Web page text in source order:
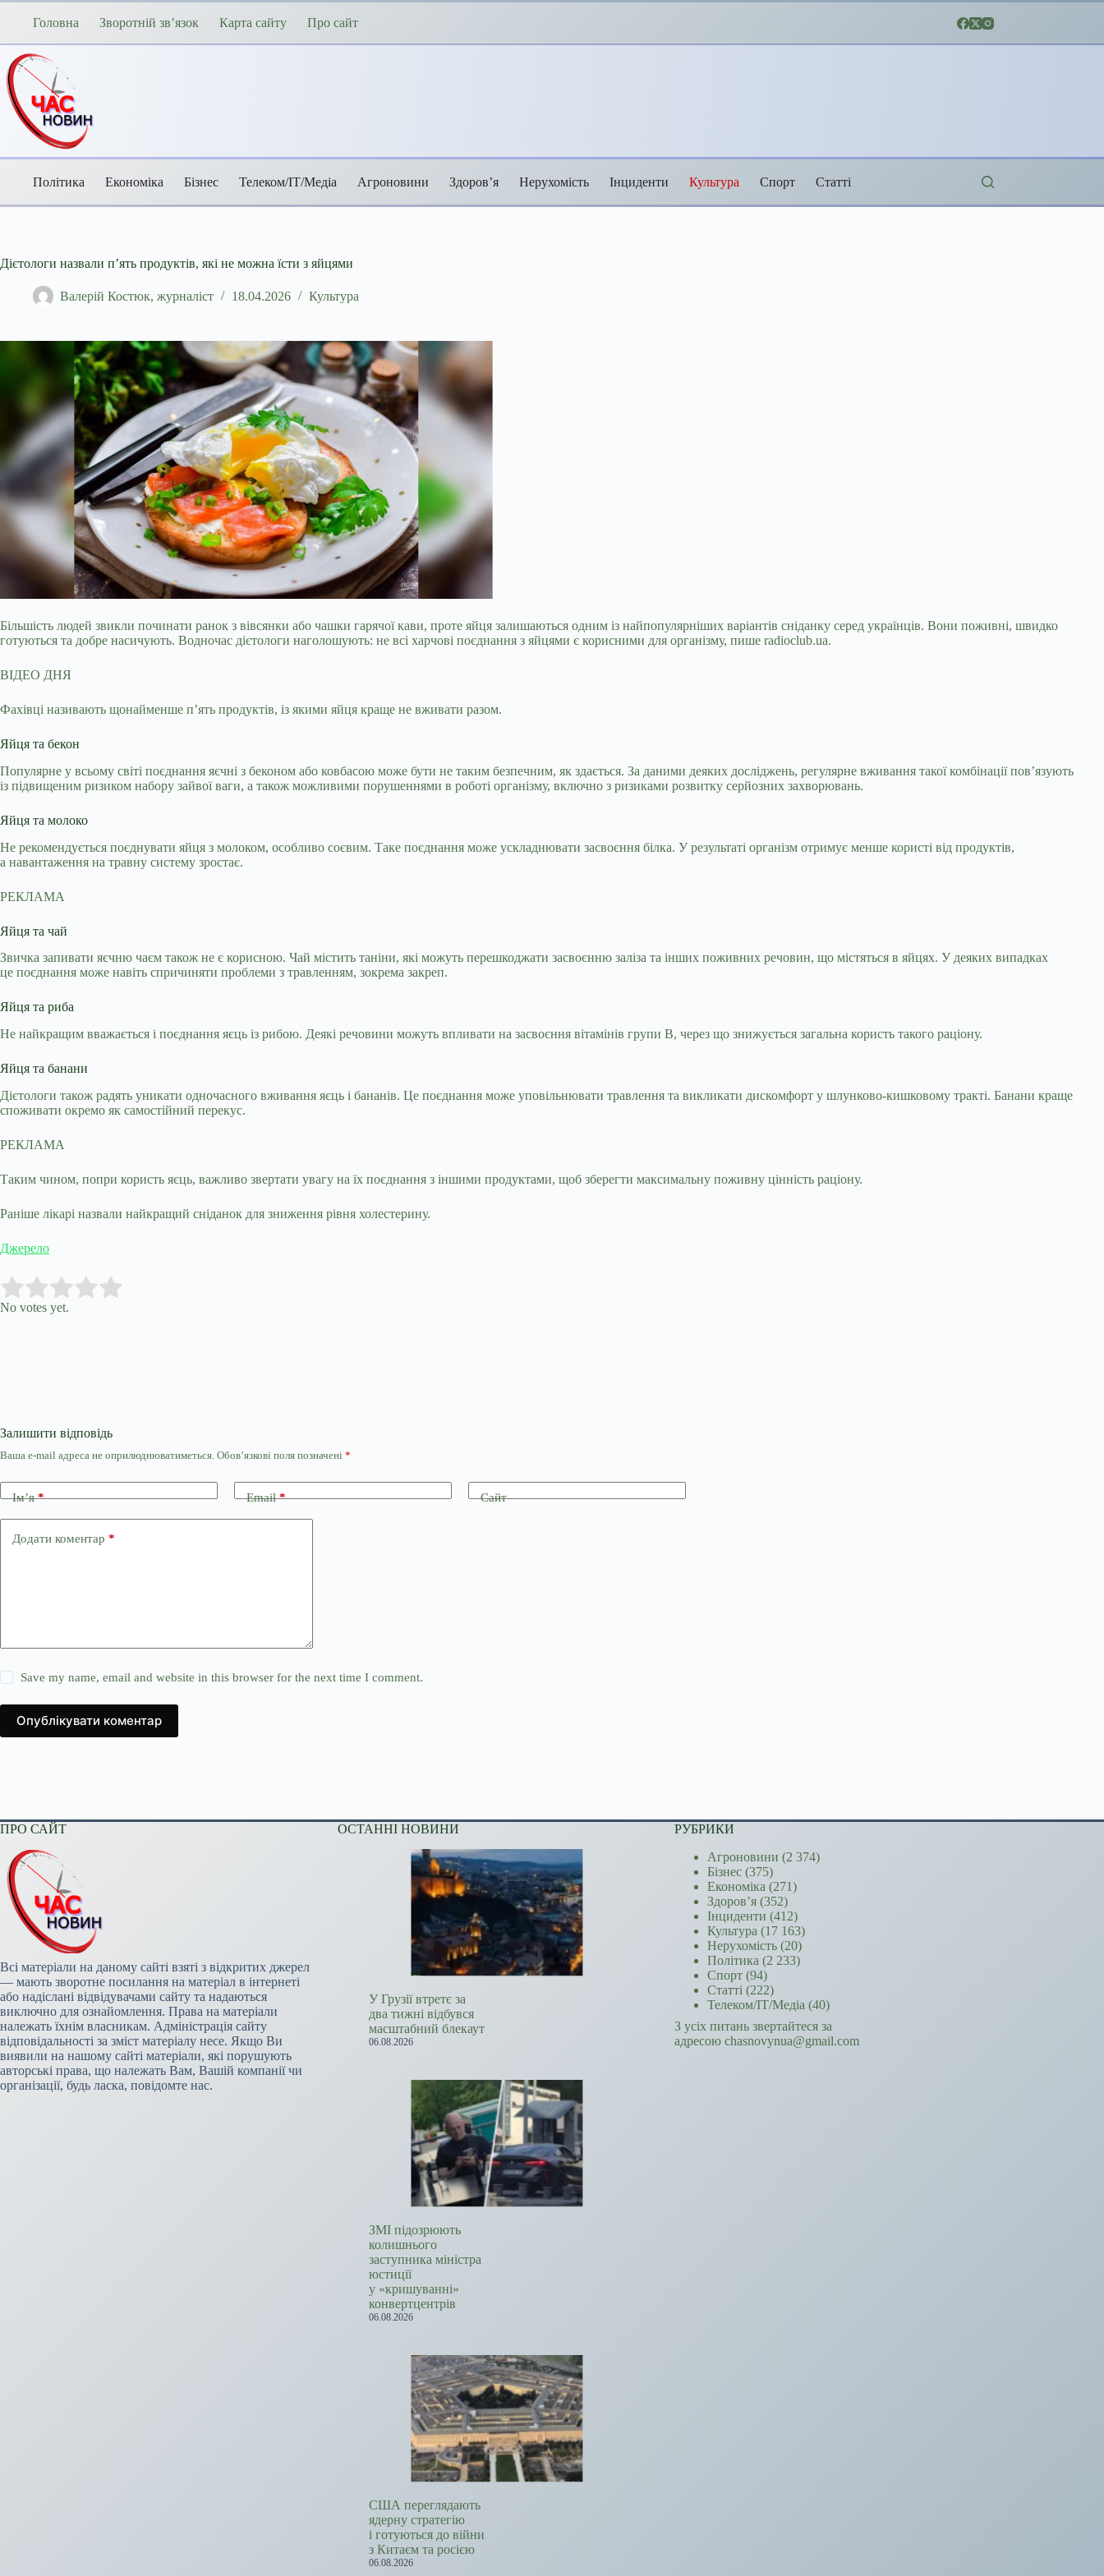
Перейти
Головна Зворотній зв’язок Карта сайту Про сайт
Політика Економіка Бізнес Телеком/ІТ/Медіа Агроновини Здоров’я Нерухомість Інциденти Культура Спорт Статті
Дієтологи назвали п’ять продуктів, які не можна їсти з яйцями
Валерій Костюк, журналіст 18.04.2026 Культура
Більшість людей звикли починати ранок з вівсянки або чашки гарячої кави, проте яйця залишаються одним із найпопулярніших варіантів сніданку серед українців. Вони поживні, швидко
готуються та добре насичують. Водночас дієтологи наголошують: не всі харчові поєднання з яйцями є корисними для організму, пише radioclub.ua.
ВІДЕО ДНЯ
Фахівці називають щонайменше п’ять продуктів, із якими яйця краще не вживати разом.
Яйця та бекон
Популярне у всьому світі поєднання яєчні з беконом або ковбасою може бути не таким безпечним, як здається. За даними деяких досліджень, регулярне вживання такої комбінації пов’язують
із підвищеним ризиком набору зайвої ваги, а також можливими порушеннями в роботі організму, включно з ризиками розвитку серйозних захворювань.
Яйця та молоко
Не рекомендується поєднувати яйця з молоком, особливо соєвим. Таке поєднання може ускладнювати засвоєння білка. У результаті організм отримує менше користі від продуктів,
а навантаження на травну систему зростає.
РЕКЛАМА
Яйця та чай
Звичка запивати яєчню чаєм також не є корисною. Чай містить таніни, які можуть перешкоджати засвоєнню заліза та інших поживних речовин, що містяться в яйцях. У деяких випадках
це поєднання може навіть спричиняти проблеми з травленням, зокрема закреп.
Яйця та риба
Не найкращим вважається і поєднання яєць із рибою. Деякі речовини можуть впливати на засвоєння вітамінів групи B, через що знижується загальна користь такого раціону.
Яйця та банани
Дієтологи також радять уникати одночасного вживання яєць і бананів. Це поєднання може уповільнювати травлення та викликати дискомфорт у шлунково-кишковому тракті. Банани краще
споживати окремо як самостійний перекус.
РЕКЛАМА
Таким чином, попри користь яєць, важливо звертати увагу на їх поєднання з іншими продуктами, щоб зберегти максимальну поживну цінність раціону.
Раніше лікарі назвали найкращий сніданок для зниження рівня холестерину.
Джерело
Rate this item:
No votes yet.
Залишити відповідь
Ваша e-mail адреса не оприлюднюватиметься. Обов’язкові поля позначені *
Ім’я* Email* Сайт
Додати коментар *
Save my name, email and website in this browser for the next time I comment.
Опублікувати коментар
ПРО САЙТ
Всі матеріали на даному сайті взяті з відкритих джерел
— мають зворотне посилання на матеріал в інтернеті
або надіслані відвідувачами сайту та надаються
виключно для ознайомлення. Права на матеріали
належать їхнім власникам. Адміністрація сайту
відповідальності за зміст матеріалу несе. Якщо Ви
виявили на нашому сайті матеріали, які порушують
авторські права, що належать Вам, Вашій компанії чи
організації, будь ласка, повідомте нас.
ОСТАННІ НОВИНИ
У Грузії втретє за
два тижні відбувся
масштабний блекаут
06.08.2026
ЗМІ підозрюють
колишнього
заступника міністра
юстиції
у «кришуванні»
конвертцентрів
06.08.2026
США переглядають
ядерну стратегію
і готуються до війни
з Китаєм та росією
06.08.2026
РУБРИКИ
Агроновини (2 374)
Бізнес (375)
Економіка (271)
Здоров’я (352)
Інциденти (412)
Культура (17 163)
Нерухомість (20)
Політика (2 233)
Спорт (94)
Статті (222)
Телеком/ІТ/Медіа (40)
З усіх питань звертайтеся за
адресою chasnovynua@gmail.com